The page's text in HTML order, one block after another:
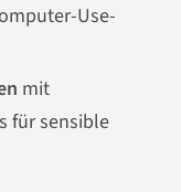
Use-
mit
für sensible